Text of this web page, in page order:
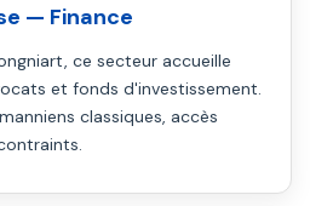
— Finance
ce secteur accueille
et fonds d'investissement.
classiques, accès